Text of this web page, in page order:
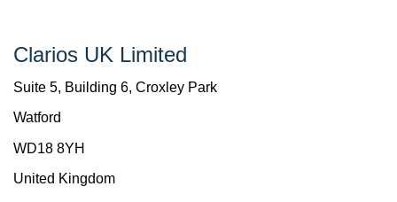
Clarios UK Limited
Suite 5, Building 6, Croxley Park
Watford
WD18 8YH
United Kingdom